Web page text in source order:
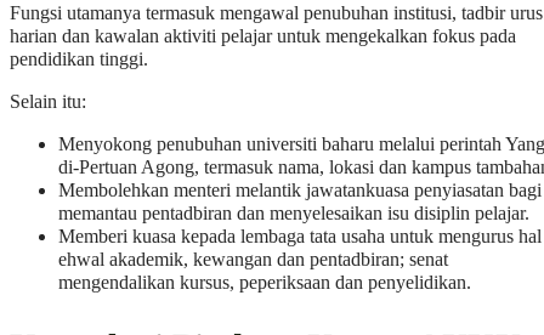
Fungsi utamanya termasuk mengawal penubuhan institusi, tadbir urus
harian dan kawalan aktiviti pelajar untuk mengekalkan fokus pada
pendidikan tinggi.
Selain itu:
Menyokong penubuhan universiti baharu melalui perintah Yang
di-Pertuan Agong, termasuk nama, lokasi dan kampus
Membolehkan menteri melantik jawatankuasa penyiasatan bagi
memantau pentadbiran dan menyelesaikan isu disiplin pelajar.
Memberi kuasa kepada lembaga tata usaha untuk mengurus hal
ehwal akademik, kewangan dan pentadbiran; senat
mengendalikan kursus, peperiksaan dan penyelidikan.